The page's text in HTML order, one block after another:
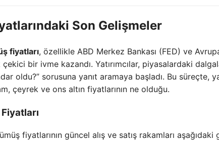
Son Gelişmeler
fiyatları, özellikle ABD Merkez Bankası (FED) ve
bir ivme kazandı. Yatırımcılar, piyasalardaki
oldu?” sorusuna yanıt aramaya başladı. Bu süreçte,
çeyrek ve ons altın fiyatlarının ne olduğu.
fiyatlarının güncel alış ve satış rakamları aşağıdaki